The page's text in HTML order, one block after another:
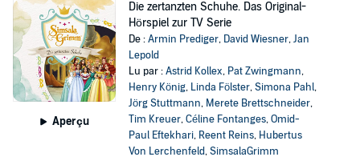
Aperçu
Die zertanzten Schuhe. Das Original-
Hörspiel zur TV Serie
De :Armin Prediger, David Wiesner,Jan
Lepold
Lu par :Astrid Kollex, Pat Zwingmann,
Henry König, Linda Fölster,Simona Pahl,
Jörg Stuttmann, Merete Brettschneider,
Tim Kreuer,Céline Fontanges,Omid-
Paul Eftekhari, Reent Reins, Hubertus
Von Lerchenfeld,SimsalaGrimm